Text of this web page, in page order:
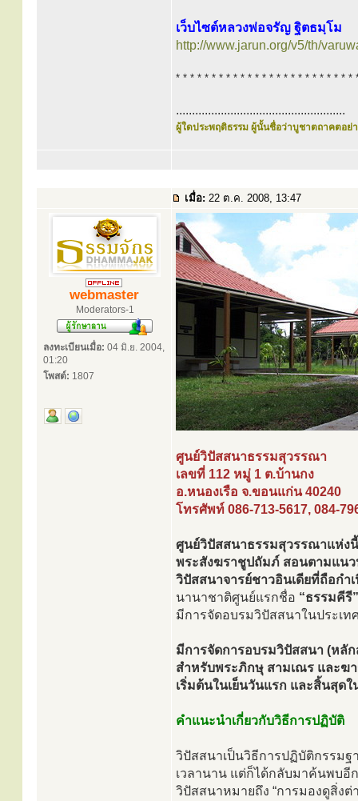
เว็บไซต์หลวงพ่อจรัญ ฐิตธมฺโม
http://www.jarun.org/v5/th/
* * * * * * * * * * * * * * * * * * * * * * * * *
.....................................................
ผู้ใดประพฤติธรรม ผู้นั้นชื่อว่าบูชาตถาคตอย่า
เมื่อ: 22 ต.ค. 2008, 13:47
webmaster
Moderators-1
ลงทะเบียนเมื่อ: 04 มิ.ย. 2004,
01:20
โพสต์: 1807
ศูนย์วิปัสสนาธรรมสุวรรณา
เลขที่ 112 หมู่ 1 ต.บ้านกง
อ.หนองเรือ จ.ขอนแก่น 40240
โทรศัพท์ 086-713-5617, 084-
ศูนย์วิปัสสนาธรรมสุวรรณาแห่ง
พระสังฆราชูปถัมภ์ สอนตามแนว
วิปัสสนาจารย์ชาวอินเดียที่ถือกำ
นานาชาติศูนย์แรกชื่อ “ธรรมคีรี”
มีการจัดอบรมวิปัสสนาในประเท
มีการจัดการอบรมวิปัสสนา (หลั
สำหรับพระภิกษุ สามเณร และฆา
เริ่มต้นในเย็นวันแรก และสิ้นสุด
คำแนะนำเกี่ยวกับวิธีการปฏิบัติ
วิปัสสนาเป็นวิธีการปฏิบัติกรรม
เวลานาน แต่ก็ได้กลับมาค้นพบอี
วิปัสสนาหมายถึง “การมองดูสิ่ง